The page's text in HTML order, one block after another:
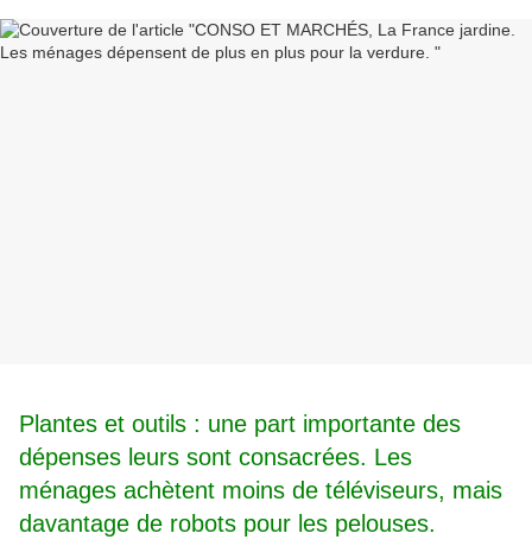
Plantes et outils : une part importante des
dépenses leurs sont consacrées. Les
ménages achètent moins de téléviseurs, mais
davantage de robots pour les pelouses.